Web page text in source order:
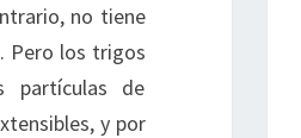
no tiene
Pero los trigos
partículas de
y por